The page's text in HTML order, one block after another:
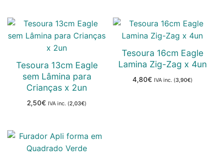
Tesoura 13cm Eagle
sem Lâmina para
Crianças x 2un
2,50€ IVA inc. (2,03€)
Tesoura 16cm Eagle
Lamina Zig-Zag x 4un
4,80€ IVA inc. (3,90€)